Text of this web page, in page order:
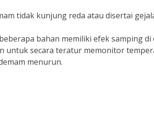
tidak kunjung reda atau disertai
bahan memiliki efek samping di
untuk secara teratur memonitor
menurun.